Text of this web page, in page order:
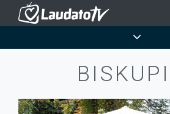
Skoči
sadržaj